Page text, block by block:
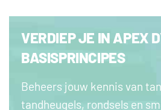
VERDIEP JE IN APEX
BASISPRINCIPES
Beheers jouw kennis van
tandheugels, rondsels en